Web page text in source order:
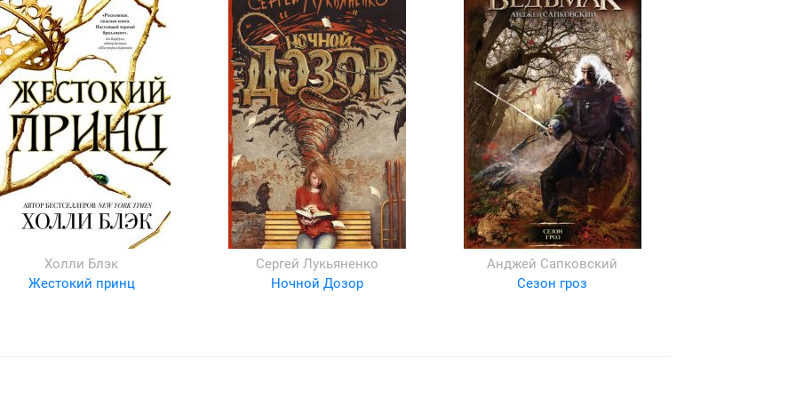
Холли Блэк
Жестокий принц
Сергей Лукьяненко
Ночной Дозор
Анджей Сапковский
Сезон гроз